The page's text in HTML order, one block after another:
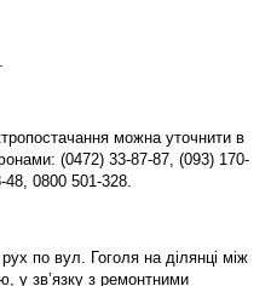
можна уточнити в
(0472) 33-87-87, (093) 170-
0800 501-328.
по вул. Гоголя на ділянці між
у зв’язку з ремонтними